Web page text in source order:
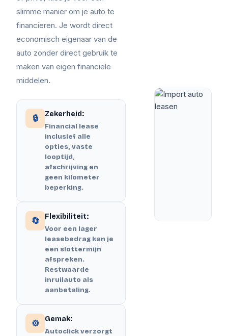
slimme manier om je auto te
financieren. Je wordt direct
economisch eigenaar van de
auto zonder direct gebruik te
maken van eigen financiële
middelen.
🔒 Zekerheid:
Financial lease
inclusief alle
opties, vaste
looptijd,
afschrijving en
geen kilometer
beperking.
🔄 Flexibiliteit:
Voor een lager
leasebedrag kan je
een slottermijn
afspreken.
Restwaarde
inruilauto als
aanbetaling.
⚙️ Gemak:
Autoclick verzorgt